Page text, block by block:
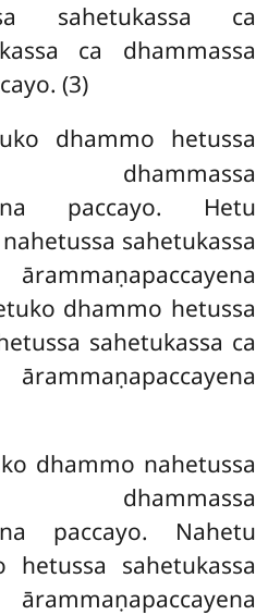
sahetukassa ca
ca dhammassa
(3)
dhammo hetussa
dhammassa
paccayo. Hetu
sahetukassa
dhammo hetussa
sahetukassa ca
dhammo nahetussa
dhammassa
paccayo. Nahetu
hetussa sahetukassa